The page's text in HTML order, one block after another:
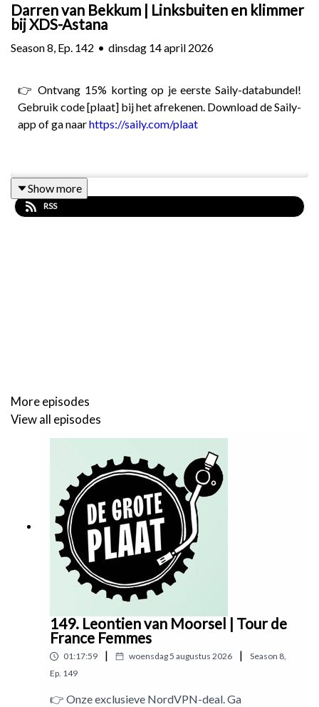
Darren van Bekkum | Linksbuiten en klimmer
bij XDS-Astana
Season8 Ep. 142 • dinsdag 14 april 2026
👉 Ontvang 15% korting op je eerste Saily-databundel!
Gebruik code [plaat] bij het afrekenen. Download de Saily-
app of ga naarhttps://saily.com/plaat
Het is heel prettig nagenieten van Parijs-Roubaix - maar
niet te lang want zondag wacht alweer de Amstel Gold
Race 🏁🍻John en Blaudzun ontvangen XDS-Astana
Augustine
hieraan voor De Grote Plaat LIVE
Wielercafé van Veenendaal-Veenendaal
👉 word ook supportervan De Grote Plaat via
alle muziek die we draaien en draaiden in De
Grote Plaat
Koop hier
Show more
RSS
More episodes
View all episodes
149. Leontien van Moorsel | Tour de
France Femmes
01:17:59 | woensdag 5 augustus 2026 | Season 8,
Ep. 149
👉 Onze exclusieve NordVPN-deal. Ga